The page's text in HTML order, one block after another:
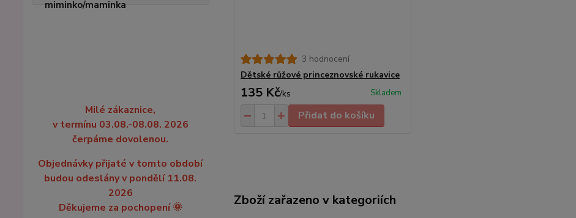
Milé zákaznice,
v termínu 03.08.-08.08. 2026
čerpáme dovolenou.
Objednávky přijaté v tomto období
budou odeslány v pondělí 11.08.
2026
Děkujeme za pochopení 🌞
3 hodnocení
Dětské růžové princeznovské rukavice
135 Kč/ks Skladem
Přidat do košíku
Zboží zařazeno v kategoriích